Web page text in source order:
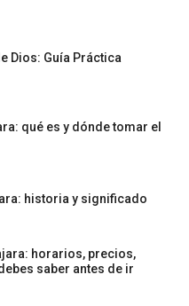
Dios: Guía Práctica
qué es y dónde tomar el
historia y significado
horarios, precios,
saber antes de ir